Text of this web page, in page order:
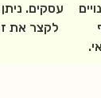
עסקים.
לקצר את